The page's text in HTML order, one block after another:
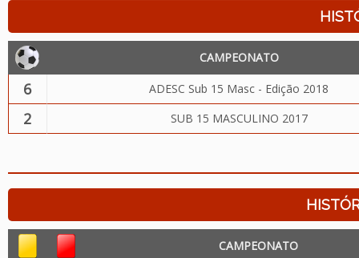
CAMPEONATO
6 ADESC Sub 15 Masc - Edição 2018
2 SUB 15 MASCULINO 2017
CAMPEONATO